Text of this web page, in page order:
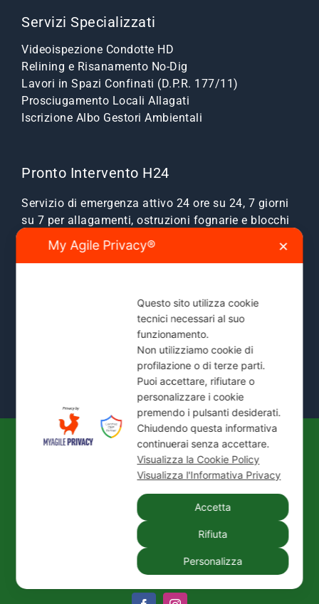
Servizi Specializzati
Videoispezione Condotte HD
Relining e Risanamento No-Dig
Lavori in Spazi Confinati (D.P.R. 177/11)
Prosciugamento Locali Allagati
Iscrizione Albo Gestori Ambientali
Pronto Intervento H24
Servizio di emergenza attivo 24 ore su 24, 7 giorni
su 7 per allagamenti, ostruzioni fognarie e blocchi
Zone Servite:Milano città, Monza e Brianza, Sesto
Cernusco e comuni limitrofi.
Mostra Tutte le Zone Servite →
IDEAL JET S.N.C. DI PREZIOSO
| P. IVA / C.F.: 02066180965 |
San Giovanni (MI)
+39 02 24416880| PEC:
idealjetsnc@legalmail.it
|
My Agile Privacy® ✕
Questo sito utilizza cookie
tecnici necessari al suo
funzionamento.
Non utilizziamo cookie di
profilazione o di terze parti.
Puoi accettare, rifiutare o
personalizzare i cookie
premendo i pulsanti desiderati.
Chiudendo questa informativa
continuerai senza accettare.
Visualizza la Cookie Policy
Visualizza l'Informativa Privacy
Accetta
Rifiuta
Personalizza